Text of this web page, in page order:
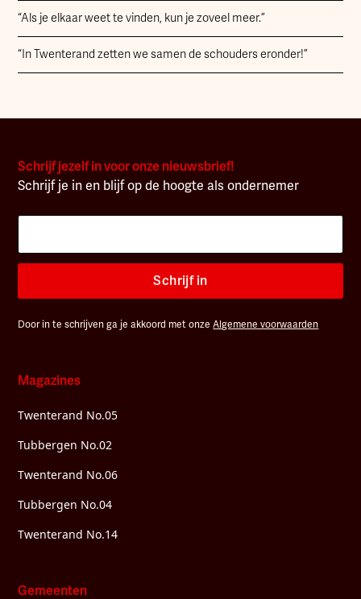
“Als je elkaar weet te vinden, kun je zoveel meer.”
“In Twenterand zetten we samen de schouders eronder!”
Schrijf jezelf in voor onze nieuwsbrief!
Schrijf je in en blijf op de hoogte als ondernemer
Schrijf in
Door in te schrijven ga je akkoord met onzeAlgemene voorwaarden
Magazines
Twenterand No.05
Tubbergen No.02
Twenterand No.06
Tubbergen No.04
Twenterand No.14
Gemeenten